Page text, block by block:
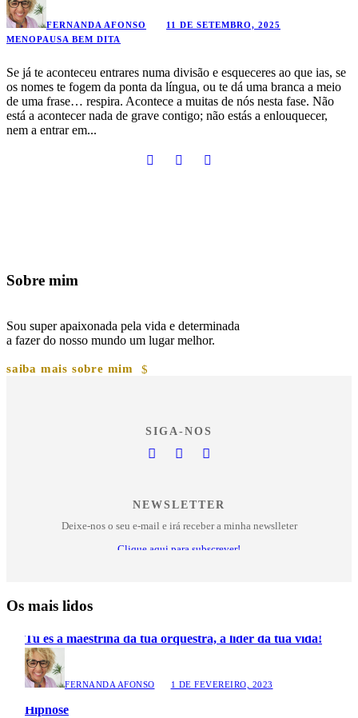
FERNANDA AFONSO
11 DE SETEMBRO, 2025
MENOPAUSA BEM DITA
Se já te aconteceu entrares numa divisão e esqueceres ao que ias, se
os nomes te fogem da ponta da língua, ou te dá uma branca a meio
de uma frase… respira. Acontece a muitas de nós nesta fase. Não
está a acontecer nada de grave contigo; não estás a enlouquecer,
nem a entrar em...
Sobre mim
Sou super apaixonada pela vida e determinada
a fazer do nosso mundo um lugar melhor.
saiba mais sobre mim
SIGA-NOS
NEWSLETTER
Deixe-nos o seu e-mail e irá receber a minha newslleter
Clique aqui para subscrever!
Os mais lidos
Tu és a maestrina da tua orquestra, a líder da tua vida!
FERNANDA AFONSO 1 DE FEVEREIRO, 2023
Hipnose